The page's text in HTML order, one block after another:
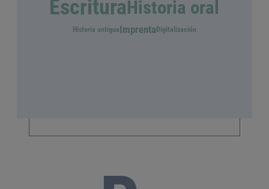
EscrituraHistoria oral
Historia antiguaImprenta Digitalización